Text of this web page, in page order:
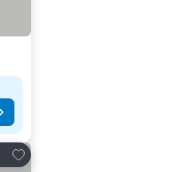
Lisää suosikkeihin